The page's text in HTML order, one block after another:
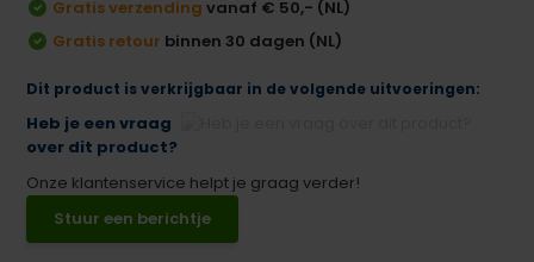
Gratis verzending vanaf € 50,- (NL)
Gratis retour binnen 30 dagen (NL)
Dit product is verkrijgbaar in de volgende uitvoeringen:
Heb je een vraag
over dit product?
Onze klantenservice helpt je graag verder!
Stuur een berichtje